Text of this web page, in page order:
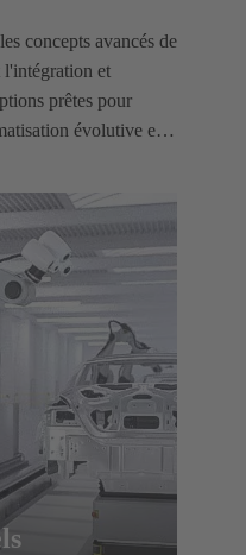
concepts avancés de
l'intégration et
prêtes pour
évolutive et